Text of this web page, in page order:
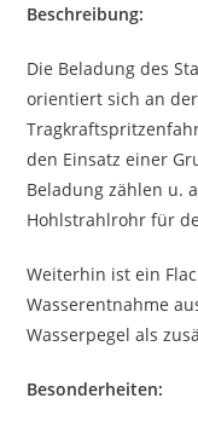
Beschreibung:
Die Beladung des
orientiert sich an
den Einsatz einer
Beladung zählen u.
Hohlstrahlrohr für
Weiterhin ist ein
Wasserentnahme
Wasserpegel als
Besonderheiten: